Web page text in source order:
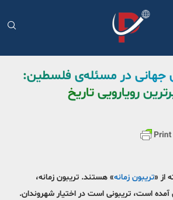
در مسئله‌ی فلسطین:
رویارویی تاریخ
از «تریبون زمانه» هستند. تریبون زمانه،
آمده است، تریبونی است در اختیار شهروندان.